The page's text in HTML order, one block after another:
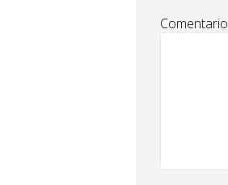
Comentario